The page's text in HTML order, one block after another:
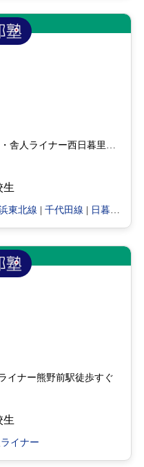
生
東北線 千代田線 日暮里・舎人ライナー
イナー熊野前駅徒歩すぐ
生
イナー